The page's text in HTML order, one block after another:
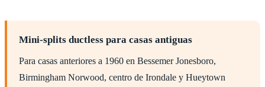
Mini-splits ductless para casas antiguas
Para casas anteriores a 1960 en Bessemer Jonesboro,
Birmingham Norwood, centro de Irondale y Hueytown